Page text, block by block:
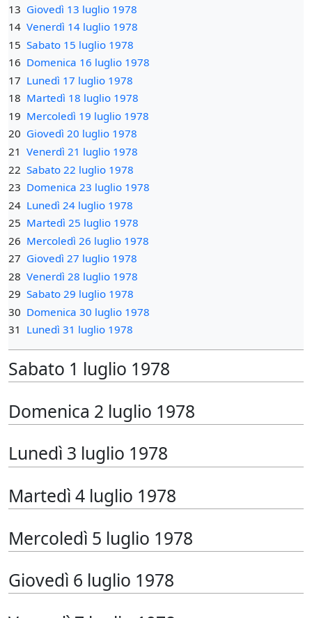
13 Giovedì 13 luglio 1978
14 Venerdì 14 luglio 1978
15 Sabato 15 luglio 1978
16 Domenica 16 luglio 1978
17 Lunedì 17 luglio 1978
18 Martedì 18 luglio 1978
19 Mercoledì 19 luglio 1978
20 Giovedì 20 luglio 1978
21 Venerdì 21 luglio 1978
22 Sabato 22 luglio 1978
23 Domenica 23 luglio 1978
24 Lunedì 24 luglio 1978
25 Martedì 25 luglio 1978
26 Mercoledì 26 luglio 1978
27 Giovedì 27 luglio 1978
28 Venerdì 28 luglio 1978
29 Sabato 29 luglio 1978
30 Domenica 30 luglio 1978
31 Lunedì 31 luglio 1978
Sabato 1 luglio 1978
Domenica 2 luglio 1978
Lunedì 3 luglio 1978
Martedì 4 luglio 1978
Mercoledì 5 luglio 1978
Giovedì 6 luglio 1978